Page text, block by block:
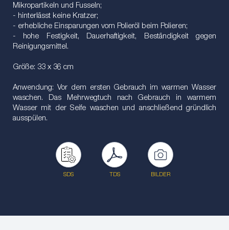
Mikropartikeln und Fusseln;
- hinterlässt keine Kratzer;
- erhebliche Einsparungen vom Polieröl beim Polieren;
- hohe Festigkeit, Dauerhaftigkeit, Beständigkeit gegen
Reinigungsmittel.
Größe: 33 x 36 cm
Anwendung: Vor dem ersten Gebrauch im warmen Wasser
waschen. Das Mehrwegtuch nach Gebrauch in warmem
Wasser mit der Seife waschen und anschließend gründlich
ausspülen.
SDS TDS BILDER